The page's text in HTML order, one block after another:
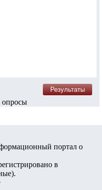
опросы
портал о
в
).